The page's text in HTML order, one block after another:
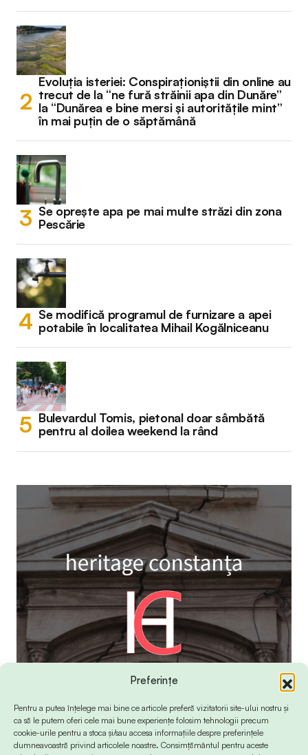
Preferințe
Pentru a putea înțelege mai bine ce articole preferă vizitatorii site-ului nostru și
ca să le putem oferi cele mai bune experiențe folosim tehnologii precum
cookie-urile pentru a stoca și/sau accesa informațiile despre preferințele
dumneavoastră privind articolele noastre. Consimțământul pentru aceste
Evoluția isteriei: Conspiraționiștii din online au
trecut de la “ne fură străinii apa din Dunăre”
la “Dunărea e bine mersi și autoritățile mint”
în mai puțin de o săptămână
Se oprește apa pe mai multe străzi din zona
Pescărie
Se modifică programul de furnizare a apei
potabile în localitatea Mihail Kogălniceanu
Bulevardul Tomis, pietonal doar sâmbătă
pentru al doilea weekend la rând